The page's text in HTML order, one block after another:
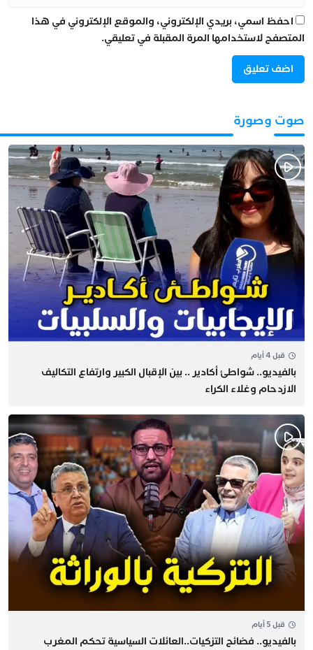
احفظ اسمي، بريدي الإلكتروني، والموقع الإلكتروني في هذا
المتصفح لاستخدامها المرة المقبلة في تعليقي.
صوت وصورة
قبل 4 أيام
بالفيديو.. شواطئ أكادير .. بين الإقبال الكبير وارتفاع التكاليف
الازدحام وغلاء الكراء
قبل 5 أيام
بالفيديو.. فضائح التزكيات..العائلات السياسية تحكم المغرب